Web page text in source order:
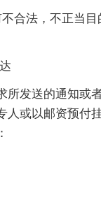
合法，不正当
所发送的通知或
人或以邮资预付